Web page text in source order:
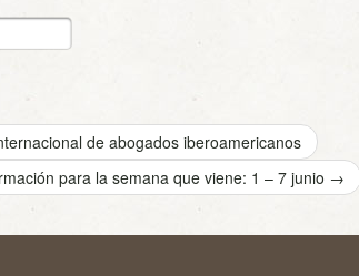
de abogados iberoamericanos
para la semana que viene: 1 – 7 junio →